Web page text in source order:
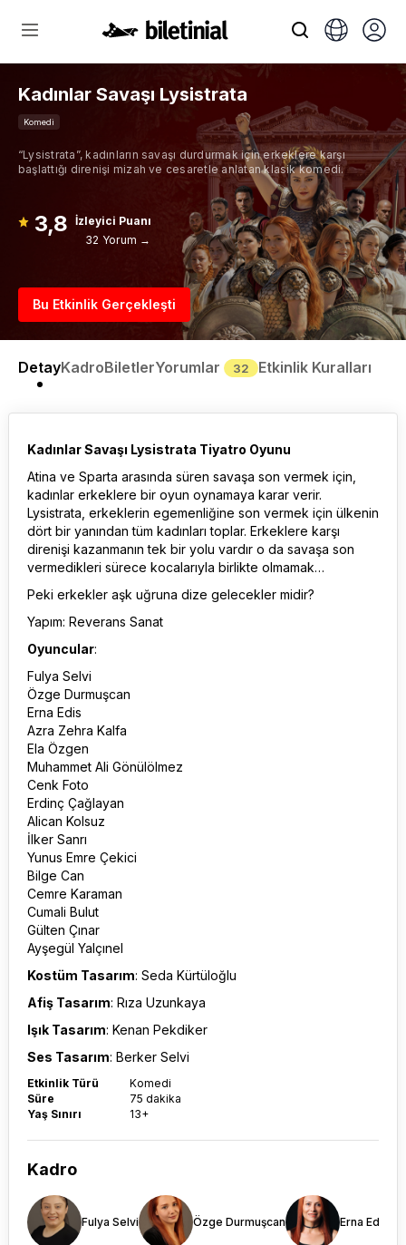
Kadınlar Savaşı Lysistrata
Komedi
“Lysistrata”, kadınların savaşı durdurmak için erkeklere karşı
başlattığı direnişi mizah ve cesaretle anlatan klasik komedi.
3,8 İzleyici Puanı
32 Yorum →
Bu Etkinlik Gerçekleşti
DetayKadroBiletlerYorumlar 32 Etkinlik Kuralları
Kadınlar Savaşı Lysistrata Tiyatro Oyunu
Atina ve Sparta arasında süren savaşa son vermek için,
kadınlar erkeklere bir oyun oynamaya karar verir.
Lysistrata, erkeklerin egemenliğine son vermek için ülkenin
dört bir yanından tüm kadınları toplar. Erkeklere karşı
direnişi kazanmanın tek bir yolu vardır o da savaşa son
vermedikleri sürece kocalarıyla birlikte olmamak…
Peki erkekler aşk uğruna dize gelecekler midir?
Yapım: Reverans Sanat
Oyuncular:
Fulya Selvi
Özge Durmuşcan
Erna Edis
Azra Zehra Kalfa
Ela Özgen
Muhammet Ali Gönülölmez
Cenk Foto
Erdinç Çağlayan
Alican Kolsuz
İlker Sanrı
Yunus Emre Çekici
Bilge Can
Cemre Karaman
Cumali Bulut
Gülten Çınar
Ayşegül Yalçınel
Kostüm Tasarım: Seda Kürtüloğlu
Afiş Tasarım: Rıza Uzunkaya
Işık Tasarım: Kenan Pekdiker
Ses Tasarım: Berker Selvi
Etkinlik Türü
Komedi
Süre
75 dakika
Yaş Sınırı
13+
Kadro
Fulya Selvi Özge Durmuşcan Erna Edis